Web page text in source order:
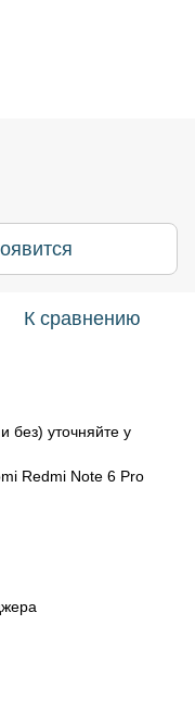
К сравнению
без) уточняйте у